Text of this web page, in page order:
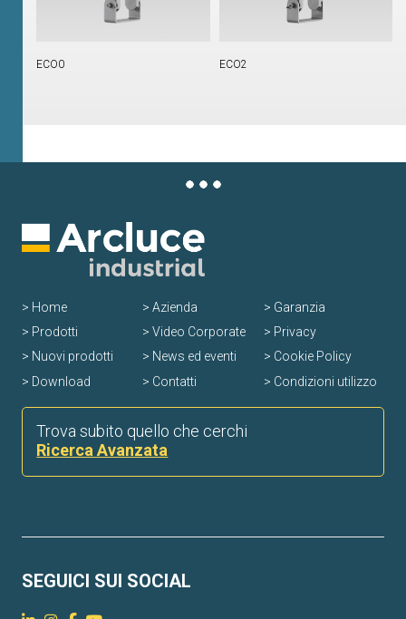
ECO0 ECO2
Home
Prodotti
Nuovi prodotti
Download
Azienda
Video Corporate
News ed eventi
Contatti
Garanzia
Privacy
Cookie Policy
Condizioni utilizzo
Trova subito quello che cerchi
Ricerca Avanzata
SEGUICI SUI SOCIAL